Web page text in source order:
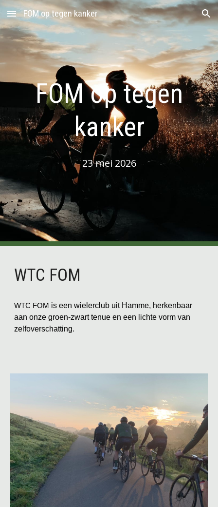
Skip to main content Skip to navigation
FOM op tegen kanker
FOM op tegen
kanker
23 mei 2026
WTC FOM
WTC FOM is een wielerclub uit Hamme, herkenbaar
aan onze groen-zwart tenue en een lichte vorm van
zelfoverschatting.